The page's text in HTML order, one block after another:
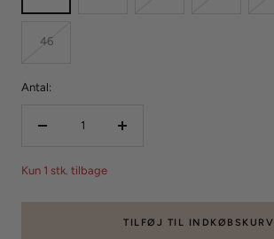
46
Antal:
Reducer
Forøg
Kun 1 stk. tilbage
TILFØJ TIL INDKØBSKURV